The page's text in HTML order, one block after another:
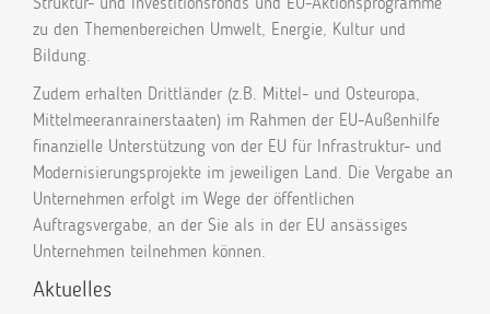
zu den Themenbereichen Umwelt, Energie, Kultur und
Bildung.
Zudem erhalten Drittländer (z.B. Mittel- und Osteuropa,
Mittelmeeranrainerstaaten) im Rahmen der EU-Außenhilfe
finanzielle Unterstützung von der EU für Infrastruktur- und
Modernisierungsprojekte im jeweiligen Land. Die Vergabe an
Unternehmen erfolgt im Wege der öffentlichen
Auftragsvergabe, an der Sie als in der EU ansässiges
Unternehmen teilnehmen können.
Aktuelles